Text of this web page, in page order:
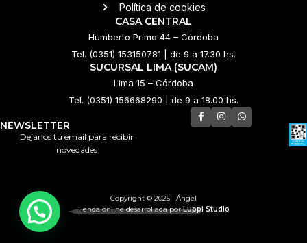
Política de cookies
CASA CENTRAL
Humberto Primo 44 – Córdoba
Tel. (0351) 153150781 | de 9 a 17.30 hs.
SUCURSAL LIMA (SUCAM)
Lima 15 – Córdoba
Tel. (0351) 156668290 | de 9 a 18.00 hs.
NEWSLETTER
Dejanos tu email para recibir
novedades
Tienda online desarrollada porLuppi Studio
Copyright © 2025 | Ángel
💌 ¿Necesitás ayuda?